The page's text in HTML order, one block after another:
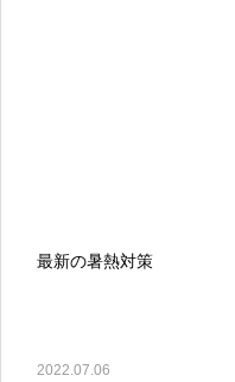
最新の暑熱対策
2022.07.06